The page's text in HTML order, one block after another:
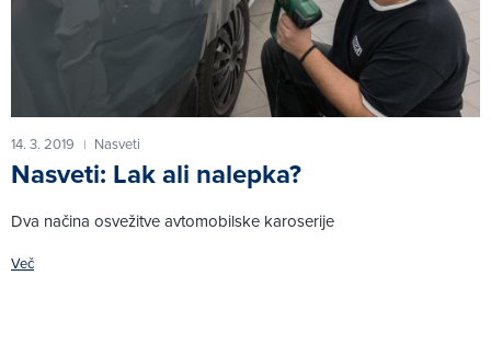
14. 3. 2019 | Nasveti
Nasveti: Lak ali nalepka?
Dva načina osvežitve avtomobilske karoserije
Več